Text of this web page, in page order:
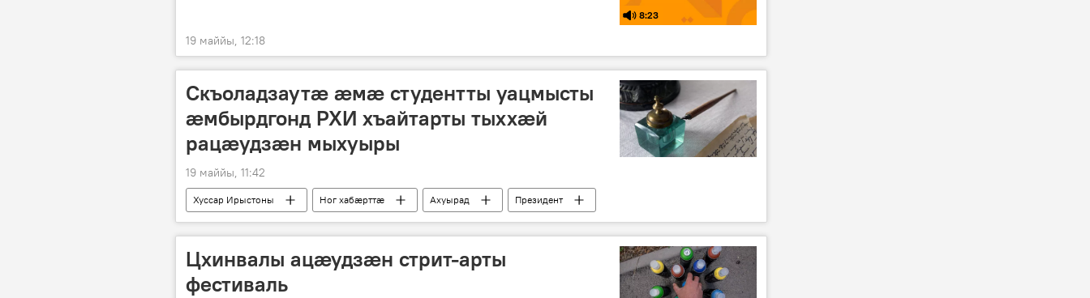
8:23
19 маййы, 12:18
Скъоладзаутæ æмæ студентты уацмысты
æмбырдгонд РХИ хъайтарты тыххæй
рацæудзæн мыхуыры
19 маййы, 11:42
Хуссар Ирыстоны Ног хабӕрттӕ Ахуырад Президент
Цхинвалы ацӕудзӕн стрит-арты
фестиваль